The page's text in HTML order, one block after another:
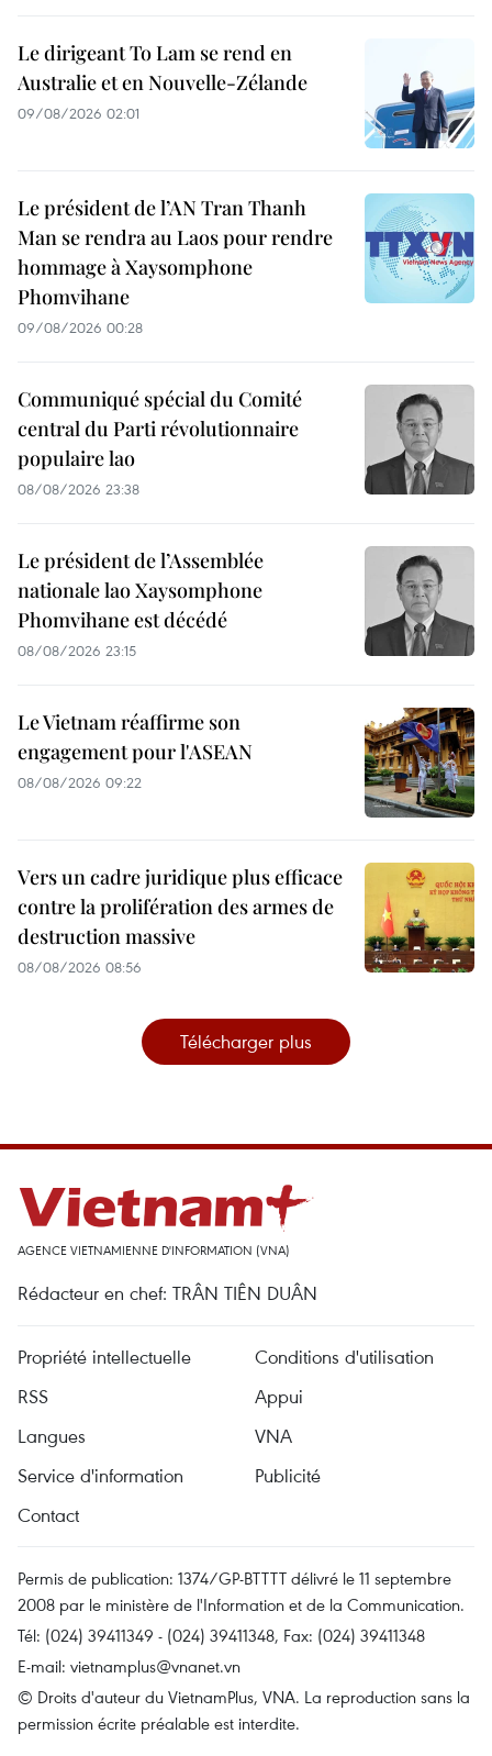
Le dirigeant To Lam se rend en
Australie et en Nouvelle-Zélande
09/08/2026 02:01
Le président de l’AN Tran Thanh
Man se rendra au Laos pour rendre
hommage à Xaysomphone
Phomvihane
09/08/2026 00:28
Communiqué spécial du Comité
central du Parti révolutionnaire
populaire lao
08/08/2026 23:38
Le président de l’Assemblée
nationale lao Xaysomphone
Phomvihane est décédé
08/08/2026 23:15
Le Vietnam réaffirme son
engagement pour l'ASEAN
08/08/2026 09:22
Vers un cadre juridique plus efficace
contre la prolifération des armes de
destruction massive
08/08/2026 08:56
Télécharger plus
AGENCE VIETNAMIENNE D'INFORMATION (VNA)
Rédacteur en chef: TRÂN TIÊN DUÂN
Propriété intellectuelle
Conditions d'utilisation
RSS
Appui
Langues
VNA
Service d'information
Publicité
Contact
Permis de publication: 1374/GP-BTTTT délivré le 11 septembre
2008 par le ministère de l'Information et de la Communication.
Tél: (024) 39411349 - (024) 39411348, Fax: (024) 39411348
E-mail: vietnamplus@vnanet.vn
© Droits d'auteur du VietnamPlus, VNA. La reproduction sans la
permission écrite préalable est interdite.